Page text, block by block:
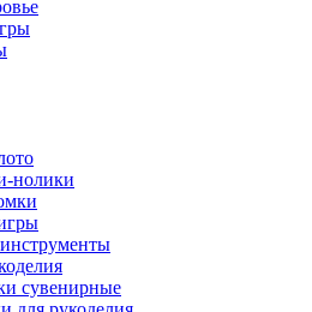
нолики
сувенирные